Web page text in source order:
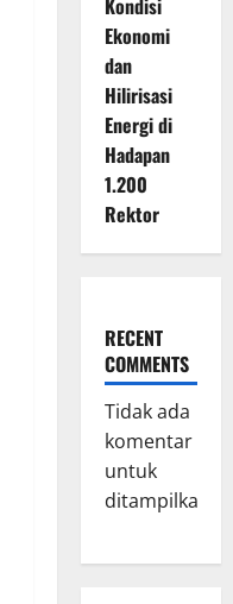
Kondisi
Ekonomi
dan
Hilirisasi
Energi di
Hadapan
1.200
Rektor
RECENT
COMMENTS
Tidak ada
komentar
untuk
ditampilkan.